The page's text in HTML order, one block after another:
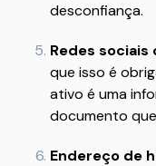
desconfiança.
Redes sociais
que isso é
ativo é uma
documento
Endereço de